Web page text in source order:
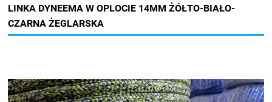
LINKA DYNEEMA W OPLOCIE 14MM ŻÓŁTO-BIAŁO-
CZARNA ŻEGLARSKA